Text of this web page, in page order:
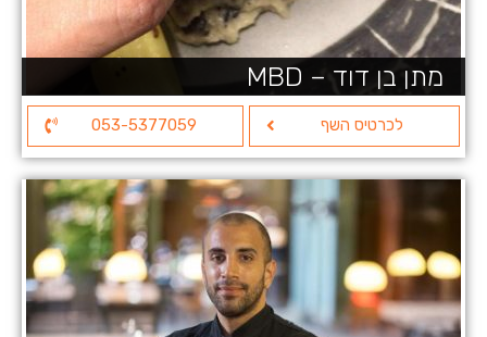
מתן בן דוד – MBD
לכרטיס השף 053-5377059